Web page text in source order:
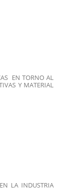
EN TORNO AL
Y MATERIAL
LA INDUSTRIA